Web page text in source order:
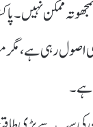
ممکن نہیں۔
رہی ہے، مگر
ہے۔